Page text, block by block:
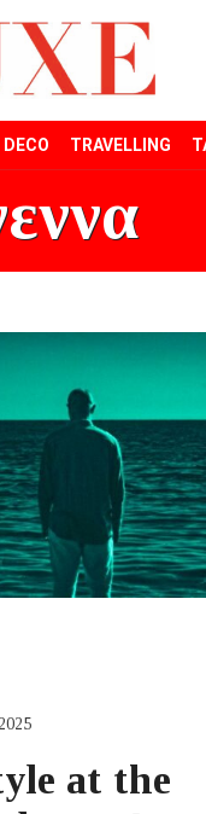
DECO TRAVELLING
at the